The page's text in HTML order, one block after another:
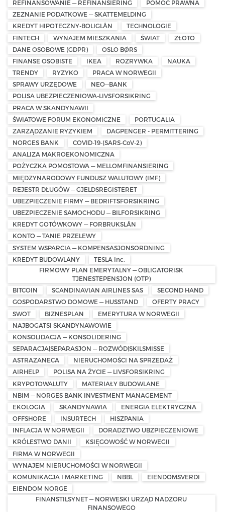
REFINANSOWANIE — REFINANSIERING
POMOC PRAWNA
ZEZNANIE PODATKOWE — SKATTEMELDING
KREDYT HIPOTECZNY-BOLIGLÅN
TECHNOLOGIE
FINTECH
WYNAJEM MIESZKANIA ŚWIAT
ZŁOTO
DANE OSOBOWE (GDPR)
OSLO BØRS
FINANSE OSOBISTE
IKEA ROZRYWKA
NAUKA
TRENDY
RYZYKO
PRACA W NORWEGII
SPRAWY URZĘDOWE
NEO—BANK
POLISA UBEZPIECZENIOWA-LIVSFORSIKRING
PRACA W SKANDYNAWII
ŚWIATOWE FORUM EKONOMICZNE
PORTUGALIA
ZARZĄDZANIE RYZYKIEM
DAGPENGER - PERMITTERING
NORGES BANK
COVID-19-(SARS-CoV-2)
ANALIZA MAKROEKONOMICZNA
POŻYCZKA POMOSTOWA — MELLOMFINANSIERING
MIĘDZYNARODOWY FUNDUSZ WALUTOWY (IMF)
REJESTR DŁUGÓW — GJELDSREGISTERET
UBEZPIECZENIE FIRMY — BEDRIFTSFORSIKRING
UBEZPIECZENIE SAMOCHODU — BILFORSIKRING
KREDYT GOTÓWKOWY — FORBRUKSLÅN
KONTO — TANIE PRZELEWY
SYSTEM WSPARCIA — KOMPENSASJONSORDNING
KREDYT BUDOWLANY
TESLA Inc.
FIRMOWY PLAN EMERYTALNY — OBLIGATORISK
TJENESTEPENSJON (OTP)
BITCOIN
SCANDINAVIAN AIRLINES SAS
SECOND HAND
GOSPODARSTWO DOMOWE — HUSSTAND
OFERTY PRACY
SWOT
BIZNESPLAN
EMERYTURA W NORWEGII
NAJBOGATSI SKANDYNAWOWIE
KONSOLIDACJA — KONSOLIDERING
SEPARACJA|SEPARASJON — ROZWÓD|SKILSMISSE
ASTRAZANECA
NIERUCHOMOŚCI NA SPRZEDAŻ
AIRHELP
POLISA NA ŻYCIE — LIVSFORSIKRING
KRYPOTOWALUTY
MATERIAŁY BUDOWLANE
NBIM — NORGES BANK INVESTMENT MANAGEMENT
EKOLOGIA
SKANDYNAWIA
ENERGIA ELEKTRYCZNA
OFFSHORE
INSURTECH
HISZPANIA
INFLACJA W NORWEGII
DORADZTWO UBZPIECZENIOWE
KRÓLESTWO DANII
KSIĘGOWOŚĆ W NORWEGII
FIRMA W NORWEGII
WYNAJEM NIERUCHOMOŚCI W NORWEGII
KOMUNIKACJA I MARKETING
NBBL
EIENDOMSVERDI
EIENDOM NORGE
FINANSTILSYNET — NORWESKI URZĄD NADZORU
FINANSOWEGO